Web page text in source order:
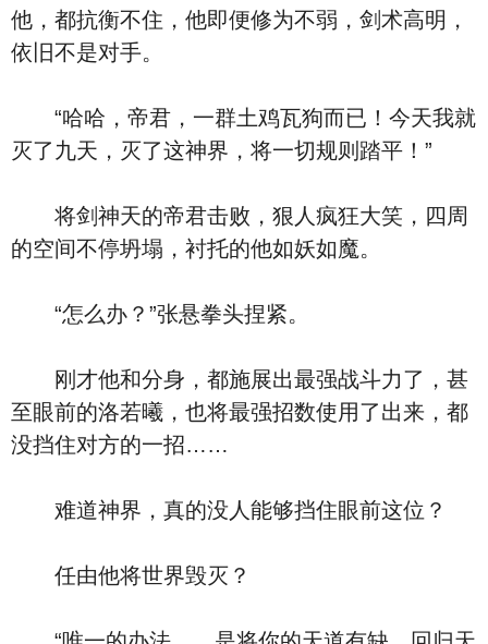
他，都抗衡不住，他即便修为不弱，剑术高明，
依旧不是对手。
“哈哈，帝君，一群土鸡瓦狗而已！今天我就
灭了九天，灭了这神界，将一切规则踏平！”
将剑神天的帝君击败，狠人疯狂大笑，四周
的空间不停坍塌，衬托的他如妖如魔。
“怎么办？”张悬拳头捏紧。
刚才他和分身，都施展出最强战斗力了，甚
至眼前的洛若曦，也将最强招数使用了出来，都
没挡住对方的一招……
难道神界，真的没人能够挡住眼前这位？
任由他将世界毁灭？